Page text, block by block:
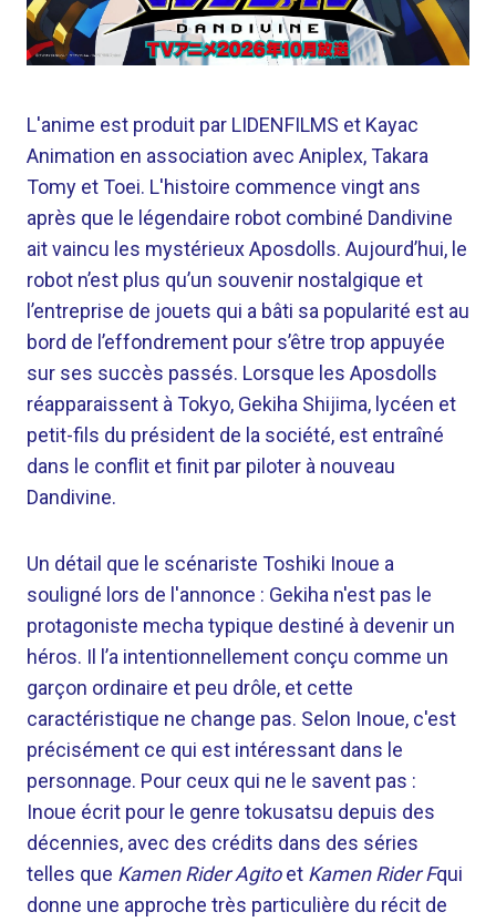
L'anime est produit par LIDENFILMS et Kayac
Animation en association avec Aniplex, Takara
Tomy et Toei. L'histoire commence vingt ans
après que le légendaire robot combiné Dandivine
ait vaincu les mystérieux Aposdolls. Aujourd’hui, le
robot n’est plus qu’un souvenir nostalgique et
l’entreprise de jouets qui a bâti sa popularité est au
bord de l’effondrement pour s’être trop appuyée
sur ses succès passés. Lorsque les Aposdolls
réapparaissent à Tokyo, Gekiha Shijima, lycéen et
petit-fils du président de la société, est entraîné
dans le conflit et finit par piloter à nouveau
Dandivine.
Un détail que le scénariste Toshiki Inoue a
souligné lors de l'annonce : Gekiha n'est pas le
protagoniste mecha typique destiné à devenir un
héros. Il l’a intentionnellement conçu comme un
garçon ordinaire et peu drôle, et cette
caractéristique ne change pas. Selon Inoue, c'est
précisément ce qui est intéressant dans le
personnage. Pour ceux qui ne le savent pas :
Inoue écrit pour le genre tokusatsu depuis des
décennies, avec des crédits dans des séries
telles que Kamen Rider Agitoet Kamen Rider Fqui
donne une approche très particulière du récit de